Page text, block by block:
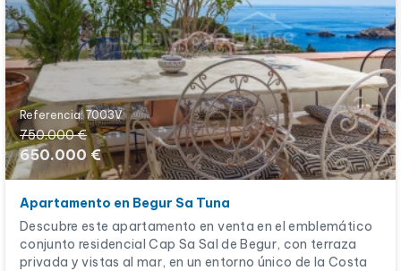
Referencia: 7003V
750.000 €
650.000 €
Apartamento en Begur Sa Tuna
Descubre este apartamento en venta en el emblemático
conjunto residencial Cap Sa Sal de Begur, con terraza
privada y vistas al mar, en un entorno único de la Costa